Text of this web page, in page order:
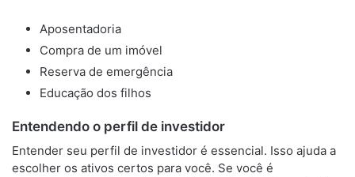
Aposentadoria
Compra de um imóvel
Reserva de emergência
Educação dos filhos
Entendendo o perfil de investidor
Entender seu perfil de investidor é essencial. Isso ajuda a
escolher os ativos certos para você. Se você é